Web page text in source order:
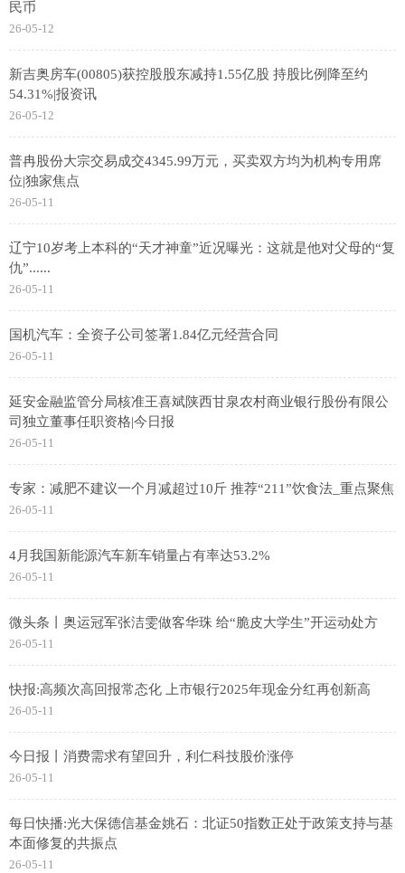
民币
26-05-12
新吉奥房车(00805)获控股股东减持1.55亿股 持股比例降至约
54.31%|报资讯
26-05-12
普冉股份大宗交易成交4345.99万元，买卖双方均为机构专用席
位|独家焦点
26-05-11
辽宁10岁考上本科的“天才神童”近况曝光：这就是他对父母的“复
仇”......
26-05-11
国机汽车：全资子公司签署1.84亿元经营合同
26-05-11
延安金融监管分局核准王喜斌陕西甘泉农村商业银行股份有限公
司独立董事任职资格|今日报
26-05-11
专家：减肥不建议一个月减超过10斤 推荐“211”饮食法_重点聚焦
26-05-11
4月我国新能源汽车新车销量占有率达53.2%
26-05-11
微头条丨奥运冠军张洁雯做客华珠 给“脆皮大学生”开运动处方
26-05-11
快报:高频次高回报常态化 上市银行2025年现金分红再创新高
26-05-11
今日报丨消费需求有望回升，利仁科技股价涨停
26-05-11
每日快播:光大保德信基金姚石：北证50指数正处于政策支持与基
本面修复的共振点
26-05-11